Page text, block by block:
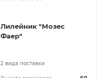
Лилейник "Мозес
Фаер"
2 вида поставки